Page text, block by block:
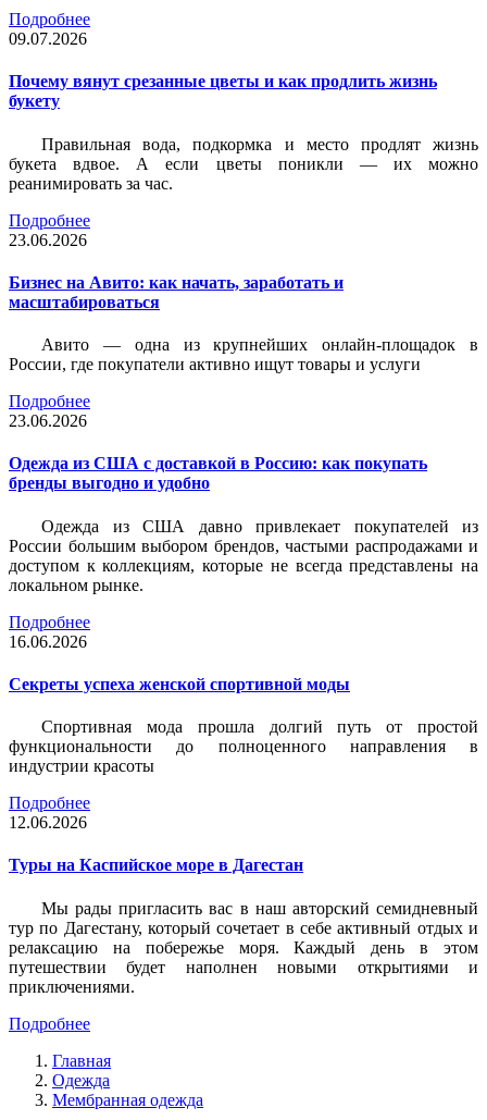
Подробнее
09.07.2026
Почему вянут срезанные цветы и как продлить жизнь
букету
Правильная вода, подкормка и место продлят жизнь
букета вдвое. А если цветы поникли — их можно
реанимировать за час.
Подробнее
23.06.2026
Бизнес на Авито: как начать, заработать и
масштабироваться
Авито — одна из крупнейших онлайн-площадок в
России, где покупатели активно ищут товары и услуги
Подробнее
23.06.2026
Одежда из США с доставкой в Россию: как покупать
бренды выгодно и удобно
Одежда из США давно привлекает покупателей из
России большим выбором брендов, частыми распродажами и
доступом к коллекциям, которые не всегда представлены на
локальном рынке.
Подробнее
16.06.2026
Секреты успеха женской спортивной моды
Спортивная мода прошла долгий путь от простой
функциональности до полноценного направления в
индустрии красоты
Подробнее
12.06.2026
Туры на Каспийское море в Дагестан
Мы рады пригласить вас в наш авторский семидневный
тур по Дагестану, который сочетает в себе активный отдых и
релаксацию на побережье моря. Каждый день в этом
путешествии будет наполнен новыми открытиями и
приключениями.
Подробнее
Главная
Одежда
Мембранная одежда